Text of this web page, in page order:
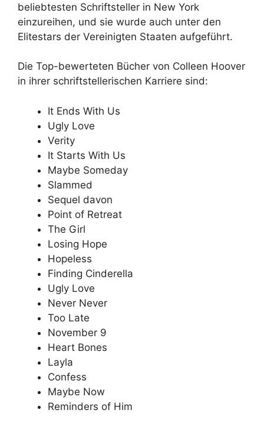
beliebtesten Schriftsteller in New York
einzureihen, und sie wurde auch unter den
Elitestars der Vereinigten Staaten aufgeführt.
Die Top-bewerteten Bücher von Colleen Hoover
in ihrer schriftstellerischen Karriere sind:
It Ends With Us
Ugly Love
Verity
It Starts With Us
Maybe Someday
Slammed
Sequel davon
Point of Retreat
The Girl
Losing Hope
Hopeless
Finding Cinderella
Ugly Love
Never Never
Too Late
November 9
Heart Bones
Layla
Confess
Maybe Now
Reminders of Him